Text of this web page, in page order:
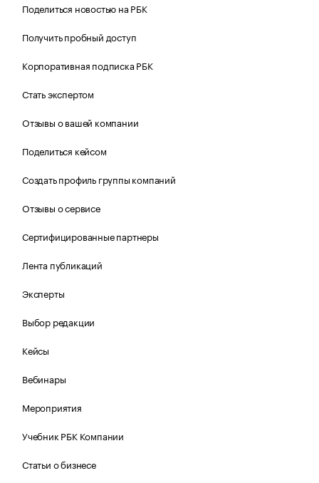
Поделиться новостью на РБК
Получить пробный доступ
Корпоративная подписка РБК
Стать экспертом
Отзывы о вашей компании
Поделиться кейсом
Создать профиль группы компаний
Отзывы о сервисе
Сертифицированные партнеры
Лента публикаций
Эксперты
Выбор редакции
Кейсы
Вебинары
Мероприятия
Учебник РБК Компании
Статьи о бизнесе